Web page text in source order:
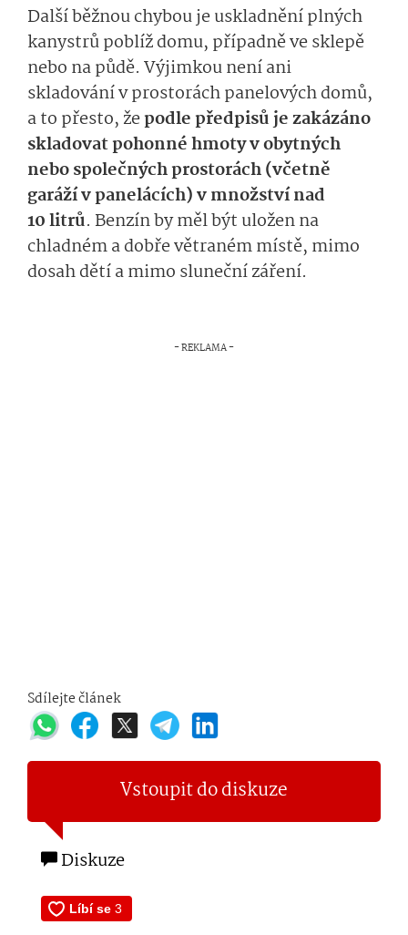
Další běžnou chybou je uskladnění plných
kanystrů poblíž domu, případně ve sklepě
nebo na půdě. Výjimkou není ani
skladování v prostorách panelových domů,
a to přesto, žepodle předpisů je zakázáno
skladovat pohonné hmoty v obytných
nebo společných prostorách (včetně
garáží v panelácích) v množství nad
10 litrů. Benzín by měl být uložen na
chladném a dobře větraném místě, mimo
dosah dětí a mimo sluneční záření.
Sdílejte článek
Vstoupit do diskuze
Diskuze